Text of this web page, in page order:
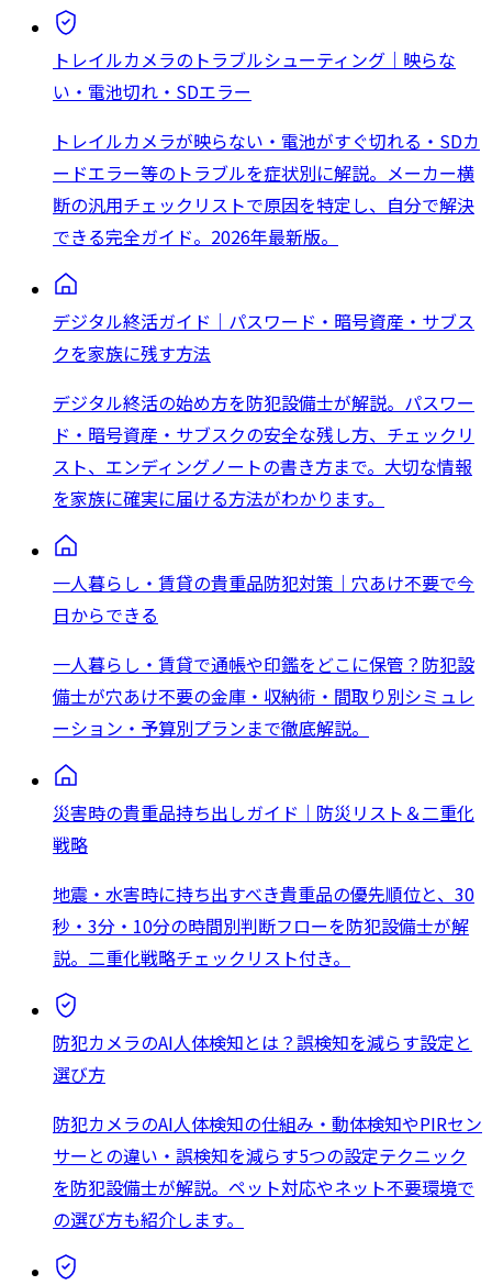
トレイルカメラのトラブルシューティング｜映らな
い・電池切れ・SDエラー
トレイルカメラが映らない・電池がすぐ切れる・SDカ
ードエラー等のトラブルを症状別に解説。メーカー横
断の汎用チェックリストで原因を特定し、自分で解決
できる完全ガイド。2026年最新版。
デジタル終活ガイド｜パスワード・暗号資産・サブス
クを家族に残す方法
デジタル終活の始め方を防犯設備士が解説。パスワー
ド・暗号資産・サブスクの安全な残し方、チェックリ
スト、エンディングノートの書き方まで。大切な情報
を家族に確実に届ける方法がわかります。
一人暮らし・賃貸の貴重品防犯対策｜穴あけ不要で今
日からできる
一人暮らし・賃貸で通帳や印鑑をどこに保管？防犯設
備士が穴あけ不要の金庫・収納術・間取り別シミュレ
ーション・予算別プランまで徹底解説。
災害時の貴重品持ち出しガイド｜防災リスト＆二重化
戦略
地震・水害時に持ち出すべき貴重品の優先順位と、30
秒・3分・10分の時間別判断フローを防犯設備士が解
説。二重化戦略チェックリスト付き。
防犯カメラのAI人体検知とは？誤検知を減らす設定と
選び方
防犯カメラのAI人体検知の仕組み・動体検知やPIRセン
サーとの違い・誤検知を減らす5つの設定テクニック
を防犯設備士が解説。ペット対応やネット不要環境で
の選び方も紹介します。